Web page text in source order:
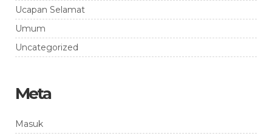
Ucapan Selamat
Umum
Uncategorized
Meta
Masuk